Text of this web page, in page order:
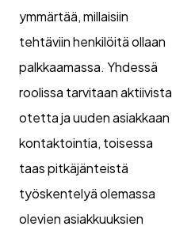
ymmärtää, millaisiin
tehtäviin henkilöitä ollaan
palkkaamassa. Yhdessä
roolissa tarvitaan aktiivista
otetta ja uuden asiakkaan
kontaktointia, toisessa
taas pitkäjänteistä
työskentelyä olemassa
olevien asiakkuuksien